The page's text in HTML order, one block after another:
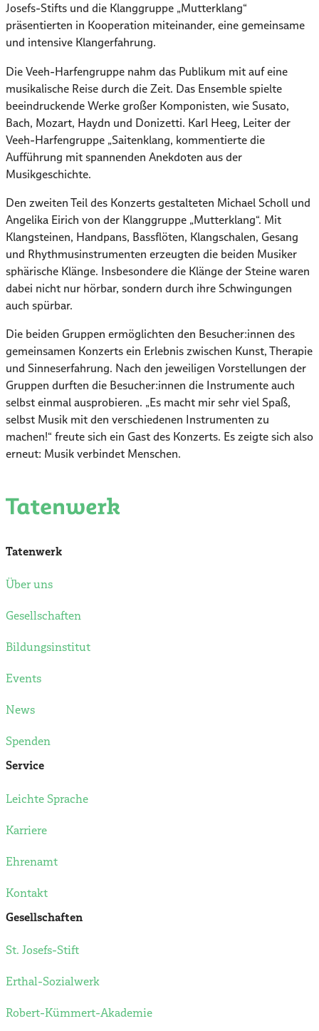
Josefs-Stifts und die Klanggruppe „Mutterklang“
präsentierten in Kooperation miteinander, eine gemeinsame
und intensive Klangerfahrung.
Die Veeh-Harfengruppe nahm das Publikum mit auf eine
musikalische Reise durch die Zeit. Das Ensemble spielte
beeindruckende Werke großer Komponisten, wie Susato,
Bach, Mozart, Haydn und Donizetti. Karl Heeg, Leiter der
Veeh-Harfengruppe „Saitenklang, kommentierte die
Aufführung mit spannenden Anekdoten aus der
Musikgeschichte.
Den zweiten Teil des Konzerts gestalteten Michael Scholl und
Angelika Eirich von der Klanggruppe „Mutterklang“. Mit
Klangsteinen, Handpans, Bassflöten, Klangschalen, Gesang
und Rhythmusinstrumenten erzeugten die beiden Musiker
sphärische Klänge. Insbesondere die Klänge der Steine waren
dabei nicht nur hörbar, sondern durch ihre Schwingungen
auch spürbar.
Die beiden Gruppen ermöglichten den Besucher:innen des
gemeinsamen Konzerts ein Erlebnis zwischen Kunst, Therapie
und Sinneserfahrung. Nach den jeweiligen Vorstellungen der
Gruppen durften die Besucher:innen die Instrumente auch
selbst einmal ausprobieren. „Es macht mir sehr viel Spaß,
selbst Musik mit den verschiedenen Instrumenten zu
machen!“ freute sich ein Gast des Konzerts. Es zeigte sich also
erneut: Musik verbindet Menschen.
Tatenwerk
Über uns
Gesellschaften
Bildungsinstitut
Events
News
Spenden
Service
Leichte Sprache
Karriere
Ehrenamt
Kontakt
Gesellschaften
St. Josefs-Stift
Erthal-Sozialwerk
Robert-Kümmert-Akademie